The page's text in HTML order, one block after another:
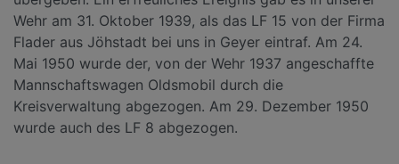
Wehr am 31. Oktober 1939, als das LF 15 von der Firma
Flader aus Jöhstadt bei uns in Geyer eintraf. Am 24.
Mai 1950 wurde der, von der Wehr 1937 angeschaffte
Mannschaftswagen Oldsmobil durch die
Kreisverwaltung abgezogen. Am 29. Dezember 1950
wurde auch des LF 8 abgezogen.